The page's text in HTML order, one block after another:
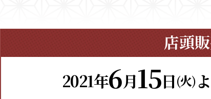
店頭
2021年6月15日(火)